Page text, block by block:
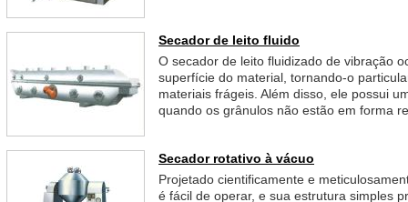
Secador de leito fluido
O secador de leito fluidizado de vibração
superfície do material, tornando-o
materiais frágeis. Além disso, ele possui
quando os grânulos não estão em forma
Secador rotativo à vácuo
Projetado cientificamente e
é fácil de operar, e sua estrutura simples